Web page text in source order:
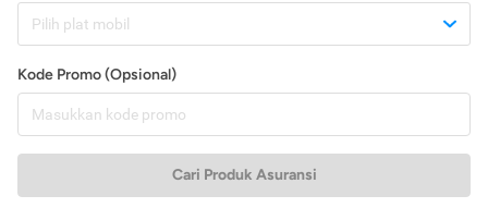
Pilih plat mobil
Kode Promo (Opsional)
Cari Produk Asuransi